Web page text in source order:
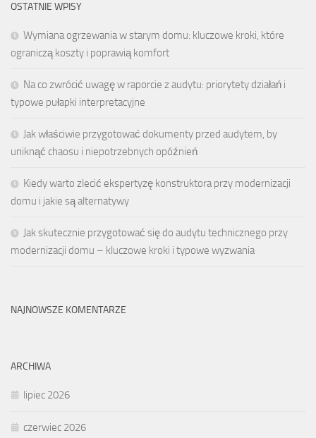
OSTATNIE WPISY
Wymiana ogrzewania w starym domu: kluczowe kroki, które
ograniczą koszty i poprawią komfort
Na co zwrócić uwagę w raporcie z audytu: priorytety działań i
typowe pułapki interpretacyjne
Jak właściwie przygotować dokumenty przed audytem, by
uniknąć chaosu i niepotrzebnych opóźnień
Kiedy warto zlecić ekspertyzę konstruktora przy modernizacji
domu i jakie są alternatywy
Jak skutecznie przygotować się do audytu technicznego przy
modernizacji domu – kluczowe kroki i typowe wyzwania
NAJNOWSZE KOMENTARZE
ARCHIWA
lipiec 2026
czerwiec 2026